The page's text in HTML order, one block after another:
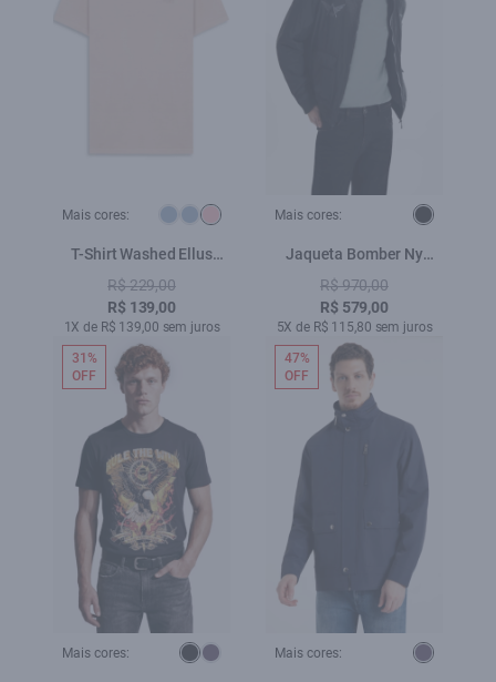
Mais cores:
T-Shirt Washed Ellus
Gothic Blush
R$ 229,00
R$ 139,00
1X de R$ 139,00 sem juros
Mais cores:
Jaqueta Bomber Ny
Embroidery Preto
R$ 970,00
R$ 579,00
5X de R$ 115,80 sem juros
Mais cores:
31%
OFF
Mais cores:
47%
OFF